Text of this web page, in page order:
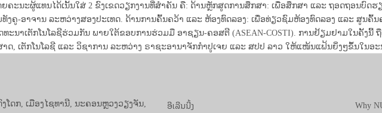
ະນະຜູ້ແທນໄດ້ເນັ້ນໃສ່ 2 ຂົງເຂດວຽກງານທີ່ສຳຄັນ ຄື: ດ້ານຫຼັກສູດການສຶກສາ: ເພື່ອສຶກສາ ແລະ ຖອດຖອນບົດຮ
ຄູ-ອາຈານ ລະຫວ່າງສອງປະເທດ. ດ້ານການຄົ້ນຄວ້າ ແລະ ຫ້ອງທົດລອງ: ເພື່ອທ່ຽວຊົມຫ້ອງທົດລອງ ແລະ ສູນຄົ້
ະນາເຕັກໂນໂລຊີຮ່ວມກັນ ພາຍໃຕ້ຂອບການຮ່ວມມື ອາຊຽນ-ຄອສຕີ (ASEAN-COSTI). ການຢ້ຽມຢາມໃນຄັ້ງນີ້
, ເຕັກໂນໂລຊີ ແລະ ວິຊາການ ລະຫວ່າງ ຣາຊະອານາຈັກກຳປູເຈຍ ແລະ ສປປ ລາວ ໃຫ້ແໜ້ນແຟ້ນຍິ່ງໆຂຶ້ນໃນອະ
ໂດກ, ເມືອງໄຊທານີ, ນະຄອນຫຼວງວຽງຈັນ,
ອີເລີນນີ້ງ
Why